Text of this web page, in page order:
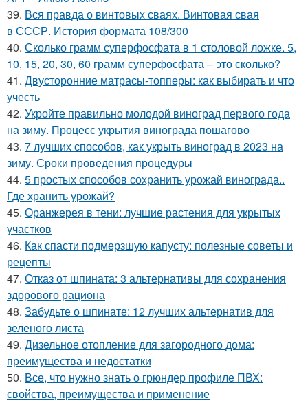
39. Вся правда о винтовых сваях. Винтовая свая
в СССР. История формата 108/300
40. Сколько грамм суперфосфата в 1 столовой ложке. 5,
10, 15, 20, 30, 60 грамм суперфосфата – это сколько?
41. Двусторонние матрасы-топперы: как выбирать и что
учесть
42. Укройте правильно молодой виноград первого года
на зиму. Процесс укрытия винограда пошагово
43. 7 лучших способов, как укрыть виноград в 2023 на
зиму. Сроки проведения процедуры
44. 5 простых способов сохранить урожай винограда..
Где хранить урожай?
45. Оранжерея в тени: лучшие растения для укрытых
участков
46. Как спасти подмерзшую капусту: полезные советы и
рецепты
47. Отказ от шпината: 3 альтернативы для сохранения
здорового рациона
48. Забудьте о шпинате: 12 лучших альтернатив для
зеленого листа
49. Дизельное отопление для загородного дома:
преимущества и недостатки
50. Все, что нужно знать о грюндер профиле ПВХ:
свойства, преимущества и применение